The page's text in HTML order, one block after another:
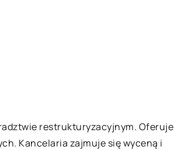
restrukturyzacyjnym. Oferuje
Kancelaria zajmuje się wyceną i